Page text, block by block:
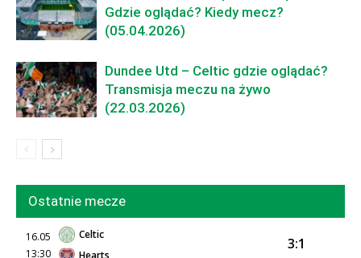
Gdzie oglądać? Kiedy mecz?
(05.04.2026)
Dundee Utd – Celtic gdzie oglądać?
Transmisja meczu na żywo
(22.03.2026)
Ostatnie mecze
16.05
13:30
Celtic
Hearts
3:1